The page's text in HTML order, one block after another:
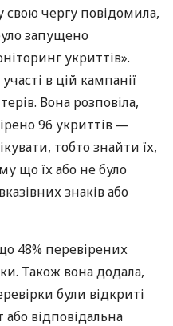
свою чергу повідомила,
запущено
укриттів».
в цій кампанії
Вона розповіла,
96 укриттів —
тобто знайти їх,
що їх або не було
знаків або
48% перевірених
Також вона додала,
були відкриті
відповідальна